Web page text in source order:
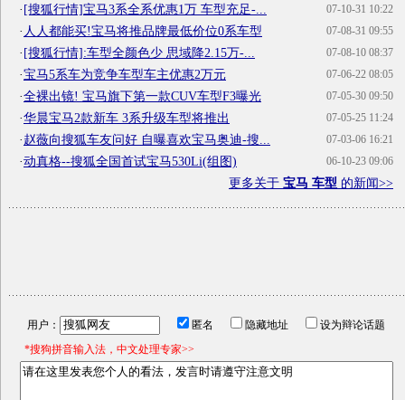
07-10-31 10:22
·[搜狐行情]宝马3系全系优惠1万 车型充足-...
07-08-31 09:55
· 人人都能买!宝马将推品牌最低价位0系车型
07-08-10 08:37
·[搜狐行情]:车型全颜色少 思域降2.15万-...
07-06-22 08:05
·宝马5系车为竞争车型车主优惠2万元
07-05-30 09:50
·全裸出镜! 宝马旗下第一款CUV车型F3曝光
07-05-25 11:24
·华晨宝马2款新车 3系升级车型将推出
07-03-06 16:21
·赵薇向搜狐车友问好 自曝喜欢宝马奥迪-搜...
06-10-23 09:06
·动真格--搜狐全国首试宝马530Li(组图)
更多关于 宝马 车型 的新闻>>
用户： 匿名 隐藏地址
设为辩论话题
*搜狗拼音输入法，中文处理专家>>